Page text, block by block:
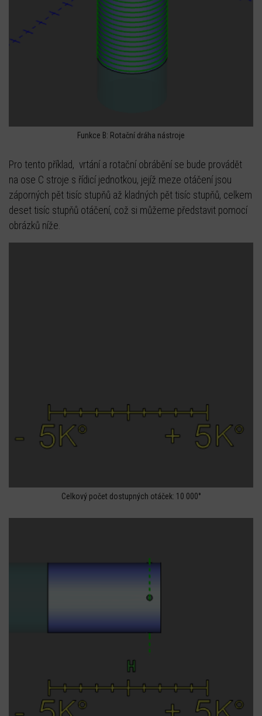
Funkce B: Rotační dráha nástroje
Pro tento příklad, vrtání a rotační obrábění se bude provádět
na ose C stroje s řídicí jednotkou, jejíž meze otáčení jsou
záporných pět tisíc stupňů až kladných pět tisíc stupňů, celkem
deset tisíc stupňů otáčení, což si můžeme představit pomocí
obrázků níže.
Celkový počet dostupných otáček: 10 000°